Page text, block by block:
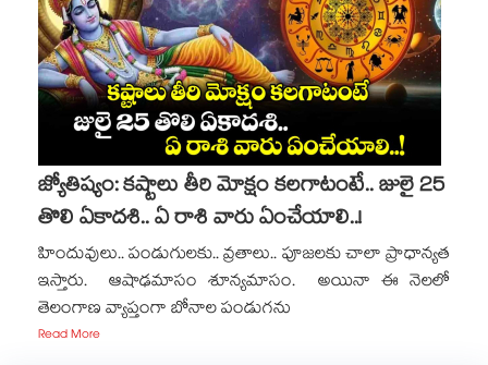
జ్యోతిష్యం: కష్టాలు తీరి మోక్షం కలగాటంటే.. జులై 25
తొలి ఏకాదశి.. ఏ రాశి వారు ఏంచేయాలి..!
హిందువులు.. పండుగులకు.. వ్రతాలు.. పూజలకు చాలా ప్రాధాన్యత
ఇస్తారు. ఆషాఢమాసం శూన్యమాసం. అయినా ఈ నెలలో
తెలంగాణ వ్యాప్తంగా బోనాల పండుగను
Read More